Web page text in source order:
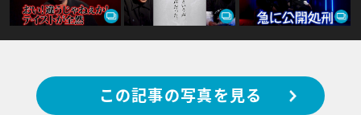
この記事の写真を見る